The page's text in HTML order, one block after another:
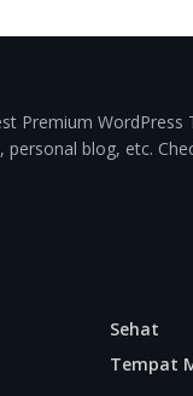
Premium
blog, etc.
Sehat
Tempat